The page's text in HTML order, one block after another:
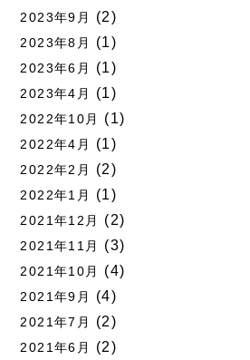
2023年9月 (2)
2023年8月 (1)
2023年6月 (1)
2023年4月 (1)
2022年10月 (1)
2022年4月 (1)
2022年2月 (2)
2022年1月 (1)
2021年12月 (2)
2021年11月 (3)
2021年10月 (4)
2021年9月 (4)
2021年7月 (2)
2021年6月 (2)